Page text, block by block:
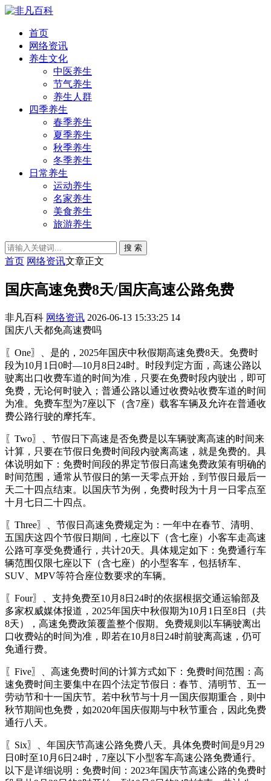
首页
网络资讯
养生文化
中医养生
节气养生
养生人群
四季养生
春季养生
夏季养生
秋季养生
冬季养生
日常养生
运动养生
名家养生
美食养生
旅游养生
搜 索
首页 网络资讯文章正文
国庆高速免费8天/国庆高速公路免费
非凡百科 网络资讯 2026-06-13 15:33:25 14
国庆八天都免高速费吗
〖One〗、是的，2025年国庆中秋假期高速免费8天。免费时
段为10月1日0时—10月8日24时。时段判定方面，高速公路以
驶离出口收费车道的时间为准，只要在免费时段内驶出，即可
免费，无论何时驶入；普通公路以通过收费站收费车道的时间
为准。免费车型为7座以下（含7座）载客车辆及允许在普通收
费公路行驶的摩托车。
〖Two〗、节假日下高速是否免费是以车辆驶离高速的时间来
计算，只要在节假日免费时间段内驶离高速，就是免费的。具
体说明如下：免费时间段的界定节假日高速免费政策有明确的
时间范围，通常从节假日的第一天零点开始，到节假日最后一
天二十四点结束。以国庆节为例，免费时段为十月一日零点至
十月七日二十四点。
〖Three〗、节假日高速免费规定为：一年中在春节、清明、
五国庆这四个节假日期间，七座以下（含七座）小客车走高速
公路可享受免费通行，共计20天。具体规定如下：免费通行车
辆范围仅限七座以下（含七座）的小型客车，包括轿车、
SUV、MPV等符合座位数要求的车辆。
〖Four〗、支持免费至10月8日24时的依据根据交通运输部及
多家权威媒体报道，2025年国庆中秋假期为10月1日至8日（共
8天），高速免费政策覆盖整个假期。免费规则以车辆驶离出
口收费站的时间为准，即若在10月8日24时前驶离高速，仍可
免通行费。
〖Five〗、高速免费时间的计算方式如下：免费时间范围：高
速免费时间主要集中在四个法定节假日：春节、清明节、五一
劳动节和十一国庆节。若中秋节与十月一国庆假期重合，则中
秋节期间也免费，如2020年国庆假期与中秋节重合，因此免费
通行八天。
〖Six〗、年国庆节高速公路免费八天。具体免费时间是9月29
日0时至10月6日24时，7座以下小型客车高速公路免费通行。
以下是详细说明：免费时间：2023年国庆节高速公路的免费时